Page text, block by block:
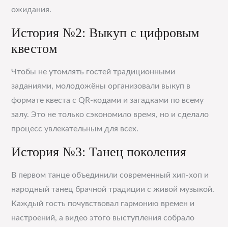
ожидания.
История №2: Выкуп с цифровым
квестом
Чтобы не утомлять гостей традиционными
заданиями, молодожёны организовали выкуп в
формате квеста с QR-кодами и загадками по всему
залу. Это не только сэкономило время, но и сделало
процесс увлекательным для всех.
История №3: Танец поколения
В первом танце объединили современный хип-хоп и
народный танец брачной традиции с живой музыкой.
Каждый гость почувствовал гармонию времен и
настроений, а видео этого выступления собрало